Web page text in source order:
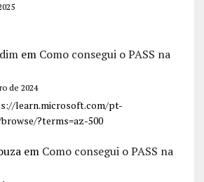
em Como consegui o PASS na
de 2024
learn.microsoft.com/pt-
?terms=az-500
em Como consegui o PASS na